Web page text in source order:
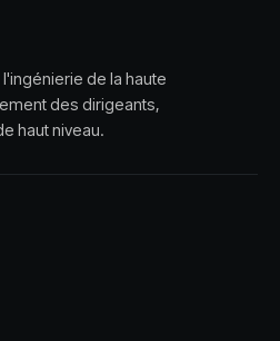
de la haute
des dirigeants,
haut niveau.